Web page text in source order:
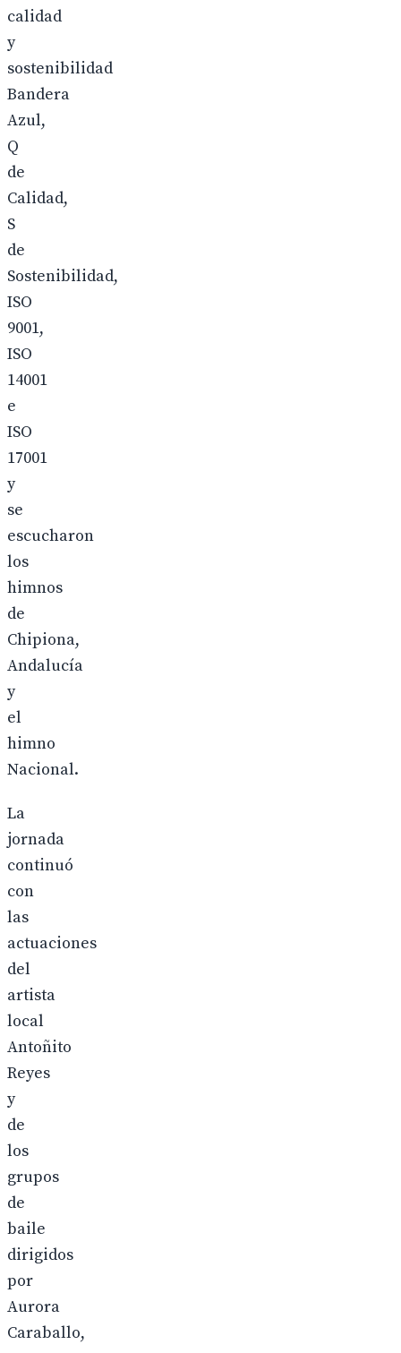
calidad
y
sostenibilidad
Bandera
Azul,
Q
de
Calidad,
S
de
Sostenibilidad,
ISO
9001,
ISO
14001
e
ISO
17001
y
se
escucharon
los
himnos
de
Chipiona,
Andalucía
y
el
himno
Nacional.
La
jornada
continuó
con
las
actuaciones
del
artista
local
Antoñito
Reyes
y
de
los
grupos
de
baile
dirigidos
por
Aurora
Caraballo,